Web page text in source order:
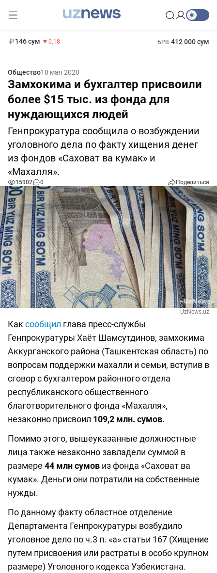
146 сум -0.18 БРВ 412 000 сум
Общество18 мая 2020
Замхокима и бухгалтер присвоили
более $15 тыс. из фонда для
нуждающихся людей
Генпрокуратура сообщила о возбуждении
уголовного дела по факту хищения денег
из фондов «Саховат ва кумак» и
«Махалля».
15902 0 Поделиться
UzNews.uz
Каксообщил глава пресс-службы
Генпрокуратуры Хаёт Шамсутдинов, замхокима
Аккурганского района (Ташкентская область) по
вопросам поддержки махалли и семьи, вступив в
сговор с бухгалтером районного отдела
республиканского общественного
благотворительного фонда «Махалля»,
незаконно присвоил 109,2 млн. сумов.
Помимо этого, вышеуказанные должностные
лица также незаконно завладели суммой в
размере 44 млн сумов из фонда «Саховат ва
кумак». Деньги они потратили на собственные
нужды.
По данному факту областное отделение
Департамента Генпрокуратуры возбудило
уголовное дело по ч.3 п. «а» статьи 167 (Хищение
путем присвоения или растраты в особо крупном
размере) Уголовного кодекса Узбекистана.